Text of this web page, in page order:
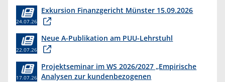
Exkursion Finanzgericht Münster 15.09.2026
24.07.26
Neue A-Publikation am PUU-Lehrstuhl
22.07.26
Projektseminar im WS 2026/2027 „Empirische
Analysen zur kundenbezogenen
17.07.26